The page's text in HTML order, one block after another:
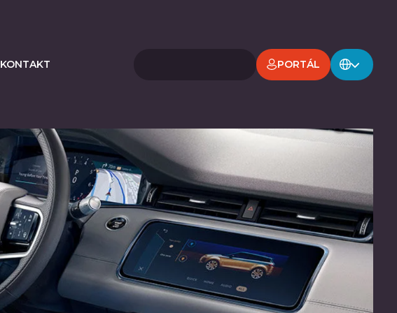
KONTAKT PORTÁL